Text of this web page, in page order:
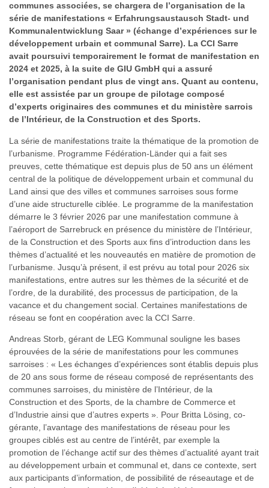
communes associées, se chargera de l’organisation de la
série de manifestations « Erfahrungsaustausch Stadt- und
Kommunalentwicklung Saar » (échange d’expériences sur le
développement urbain et communal Sarre). La CCI Sarre
avait poursuivi temporairement le format de manifestation en
2024 et 2025, à la suite de GIU GmbH qui a assuré
l’organisation pendant plus de vingt ans. Quant au contenu,
elle est assistée par un groupe de pilotage composé
d’experts originaires des communes et du ministère sarrois
de l’Intérieur, de la Construction et des Sports.
La série de manifestations traite la thématique de la promotion de
l’urbanisme. Programme Fédération-Länder qui a fait ses
preuves, cette thématique est depuis plus de 50 ans un élément
central de la politique de développement urbain et communal du
Land ainsi que des villes et communes sarroises sous forme
d’une aide structurelle ciblée. Le programme de la manifestation
démarre le 3 février 2026 par une manifestation commune à
l’aéroport de Sarrebruck en présence du ministère de l’Intérieur,
de la Construction et des Sports aux fins d’introduction dans les
thèmes d’actualité et les nouveautés en matière de promotion de
l’urbanisme. Jusqu’à présent, il est prévu au total pour 2026 six
manifestations, entre autres sur les thèmes de la sécurité et de
l’ordre, de la durabilité, des processus de participation, de la
vacance et du changement social. Certaines manifestations de
réseau se font en coopération avec la CCI Sarre.
Andreas Storb, gérant de LEG Kommunal souligne les bases
éprouvées de la série de manifestations pour les communes
sarroises : « Les échanges d’expériences sont établis depuis plus
de 20 ans sous forme de réseau composé de représentants des
communes sarroises, du ministère de l’Intérieur, de la
Construction et des Sports, de la chambre de Commerce et
d’Industrie ainsi que d’autres experts ». Pour Britta Lösing, co-
gérante, l’avantage des manifestations de réseau pour les
groupes ciblés est au centre de l’intérêt, par exemple la
promotion de l’échange actif sur des thèmes d’actualité ayant trait
au développement urbain et communal et, dans ce contexte, sert
aux participants d’information, de possibilité de réseautage et de